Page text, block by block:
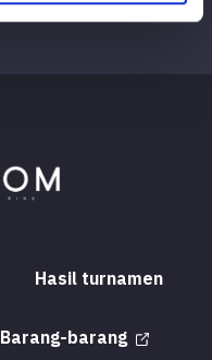
Hasil turnamen
Barang-barang